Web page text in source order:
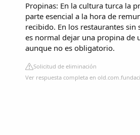
Propinas: En la cultura turca la
parte esencial a la hora de
recibido. En los restaurantes
es normal dejar una propina de
aunque no es obligatorio.
Solicitud de eliminación
Ver respuesta completa en